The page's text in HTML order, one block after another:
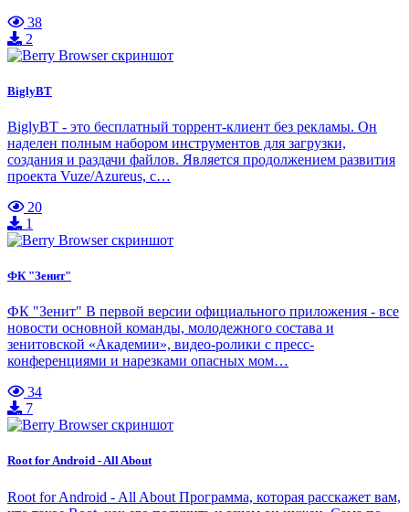
38
2
BiglyBT
BiglyBT - это бесплатный торрент-клиент без рекламы. Он
наделен полным набором инструментов для загрузки,
создания и раздачи файлов. Является продолжением развития
проекта Vuze/Azureus, с…
20
1
ФК "Зенит"
ФК "Зенит" В первой версии официального приложения - все
новости основной команды, молодежного состава и
зенитовской «Академии», видео-ролики с пресс-
конференциями и нарезками опасных мом…
34
7
Root for Android - All About
Root for Android - All About Программа, которая расскажет вам,